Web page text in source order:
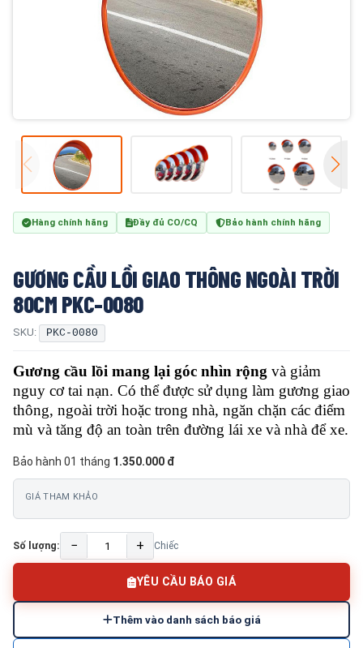
Hàng chính hãng Đầy đủ CO/CQ Bảo hành chính hãng
GƯƠNG CẦU LỒI GIAO THÔNG NGOÀI TRỜI
80CM PKC-0080
SKU: PKC-0080
Gương cầu lồi mang lại góc nhìn rộng và giảm
nguy cơ tai nạn. Có thể được sử dụng làm gương giao
thông, ngoài trời hoặc trong nhà, ngăn chặn các điểm
mù và tăng độ an toàn trên đường lái xe và nhà để xe.
Bảo hành 01 tháng 1.350.000 đ
GIÁ THAM KHẢO
Số lượng: − + Chiếc
YÊU CẦU BÁO GIÁ
Thêm vào danh sách báo giá